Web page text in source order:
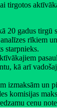
tirgotos
20 gadus tirgū
rīkiem
starpnieks.
kā arī
izmaksām un
komisijas
cenu